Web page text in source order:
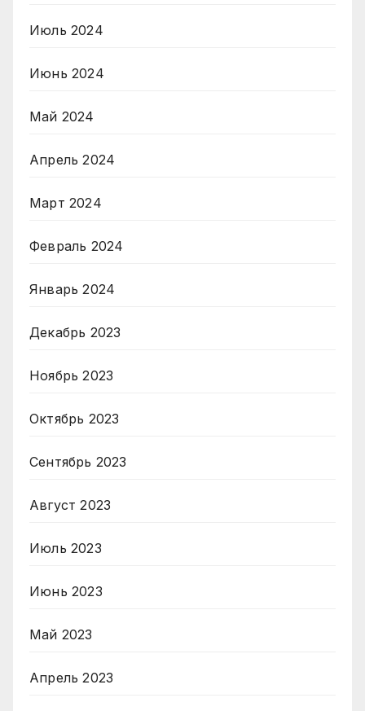
Июль 2024
Июнь 2024
Май 2024
Апрель 2024
Март 2024
Февраль 2024
Январь 2024
Декабрь 2023
Ноябрь 2023
Октябрь 2023
Сентябрь 2023
Август 2023
Июль 2023
Июнь 2023
Май 2023
Апрель 2023